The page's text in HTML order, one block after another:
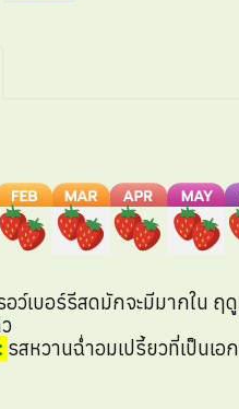
อว์เบอร์รีสดมักจะมีมากใน
รสหวานฉ่ำอมเปรี้ยวที่เป็นเ